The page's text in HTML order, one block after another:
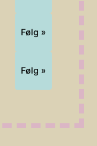
Følg »
Følg »